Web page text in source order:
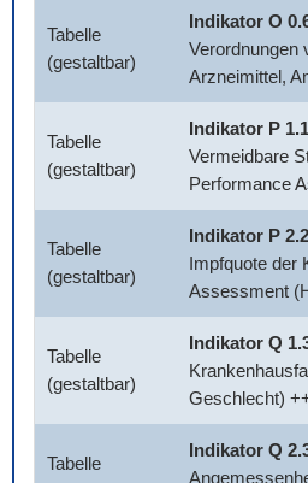
Tabelle
(gestaltbar)
Indikator O
Verordnungen
Arzneimittel,
Tabelle
(gestaltbar)
Indikator P
Vermeidbare
Performance
Tabelle
(gestaltbar)
Indikator P
Impfquote der
Assessment
Tabelle
(gestaltbar)
Indikator Q
Geschlecht)
Tabelle
Indikator Q